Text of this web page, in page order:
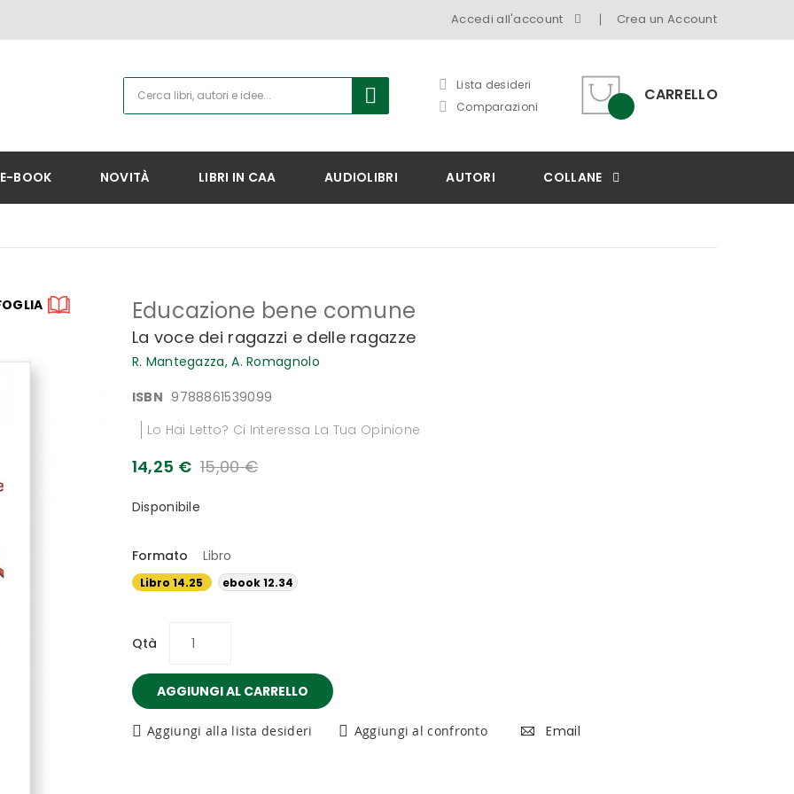
Accedi all'account Crea un Account
CARRELLO
Lista desideri
Comparazioni
E-BOOK NOVITÀ LIBRI IN CAA AUDIOLIBRI AUTORI COLLANE
Educazione bene comune
La voce dei ragazzi e delle ragazze
R. Mantegazza,A. Romagnolo
ISBN 9788861539099
Lo Hai Letto? Ci Interessa La Tua Opinione
14,25 € 15,00 €
Disponibile
Formato Libro
Libro 14.25
ebook 12.34
Qtà
AGGIUNGI AL CARRELLO
Aggiungi alla lista desideri Aggiungi al confronto Email